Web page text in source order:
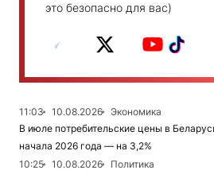
это безопасно для вас)
11:03 10.08.2026
Экономика
В июле потребительские цены в
начала 2026 года — на 3,2%
10:25
10.08.2026
Политика